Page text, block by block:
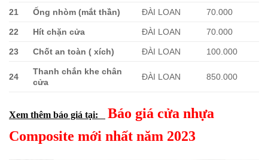
21 Ống nhòm (mắt thần) ĐÀI LOAN 70.000
22 Hít chặn cửa ĐÀI LOAN 70.000
23 Chốt an toàn ( xích) ĐÀI LOAN 100.000
24
Thanh chắn khe chân
cửa
ĐÀI LOAN 850.000
Xem thêm báo giá tại:
Báo giá cửa nhựa
Composite mới nhất năm 2023